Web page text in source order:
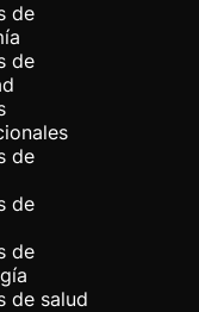
de
de
de
de
de
de salud